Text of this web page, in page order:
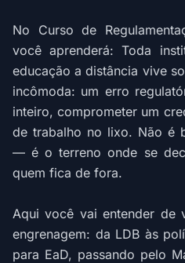
No Curso de
você aprenderá: Toda
educação a distância vive
incômoda: um erro
inteiro, comprometer um
de trabalho no lixo. Não é
— é o terreno onde se
quem fica de fora.
Aqui você vai entender de
engrenagem: da LDB às
para EaD, passando pelo